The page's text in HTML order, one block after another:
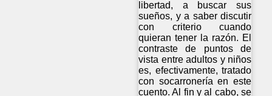
libertad, a buscar sus
sueños, y a saber discutir
con criterio cuando
quieran tener la razón. El
contraste de puntos de
vista entre adultos y niños
es, efectivamente, tratado
con socarronería en este
cuento. Al fin y al cabo, se